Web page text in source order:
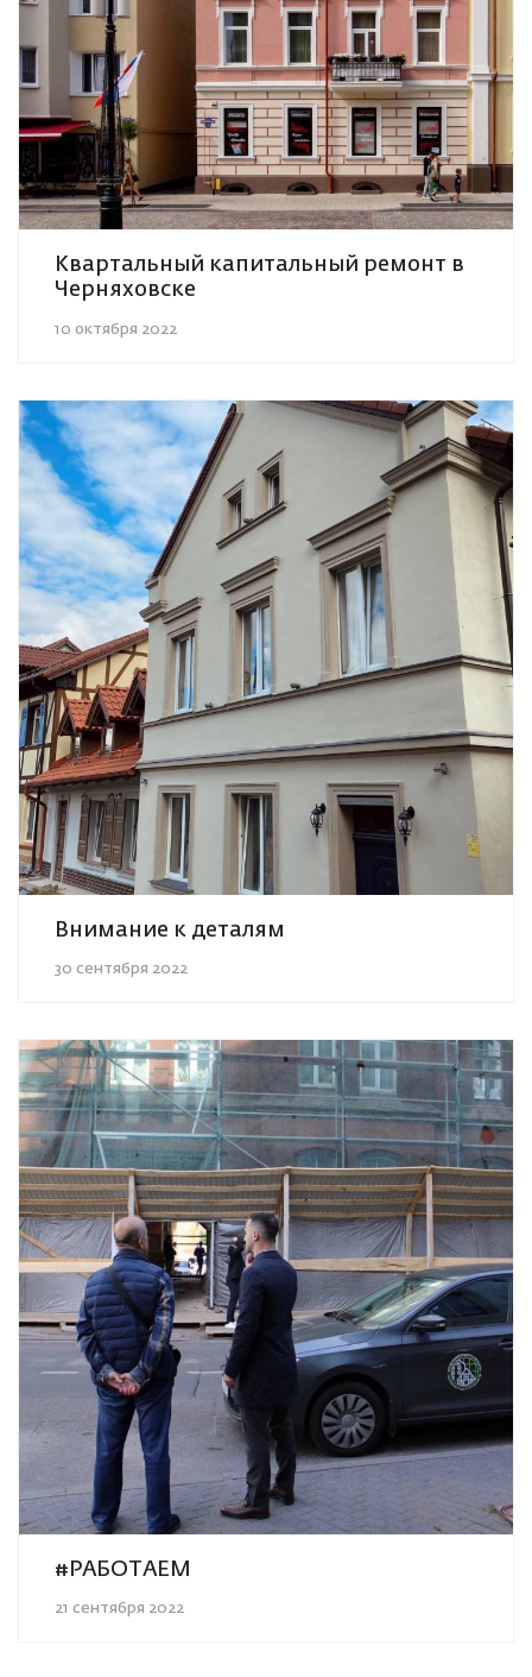
Квартальный капитальный ремонт в
Черняховске
10 октября 2022
Внимание к деталям
30 сентября 2022
#РАБОТАЕМ
21 сентября 2022